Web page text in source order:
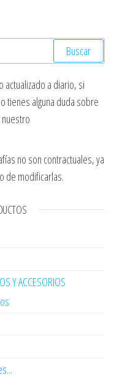
actualizado a diario, si
tienes alguna duda sobre
no son contractuales, ya
de modificarlas.
Y ACCESORIOS